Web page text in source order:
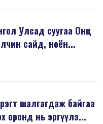
Улсад суугаа Онц
Элчин сайд, ноён...
шалгагдаж байгаа
оронд нь эргүүлэ...